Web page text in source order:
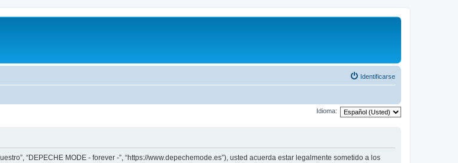
Identificarse
Idioma:
“DEPECHE MODE - forever -”, “https://www.depechemode.es”), usted acuerda estar legalmente sometido a los